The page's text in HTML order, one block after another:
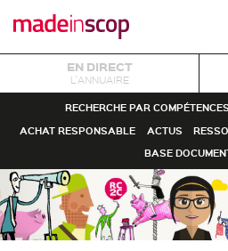
EN DIRECT
L'ANNUAIRE
RECHERCHE PAR COMPÉTENCES
ACHAT RESPONSABLE
ACTUS
BASE